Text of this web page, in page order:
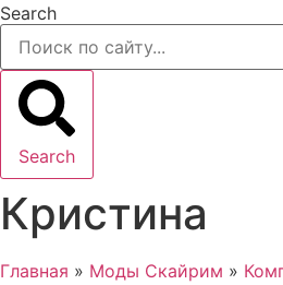
Search
Search
Кристина
Главная » Моды Скайрим »